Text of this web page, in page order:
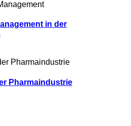
in der
Pharmaindustrie